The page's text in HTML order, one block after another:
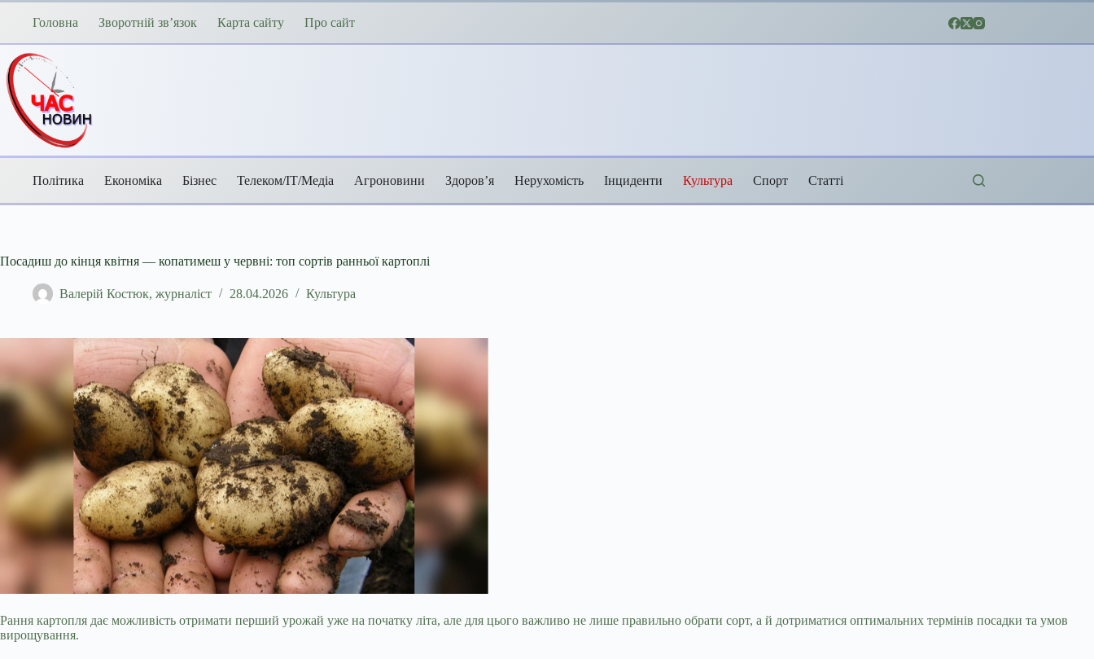
Перейти
Головна Зворотній зв’язок Карта сайту Про сайт
Політика Економіка Бізнес Телеком/ІТ/Медіа Агроновини Здоров’я Нерухомість Інциденти Культура Спорт Статті
Посадиш до кінця квітня — копатимеш у червні: топ сортів ранньої картоплі
Валерій Костюк, журналіст 28.04.2026 Культура
Рання картопля дає можливість отримати перший урожай уже на початку літа, але для цього важливо не лише правильно обрати сорт, а й дотриматися оптимальних термінів посадки та умов
вирощування.